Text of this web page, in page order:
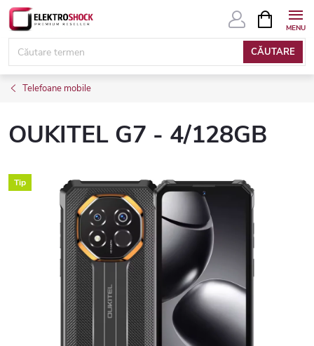
Treci
conținut
CĂUTARE
COŞ
DE
Telefoane mobile
OUKITEL G7 - 4/128GB
Tip